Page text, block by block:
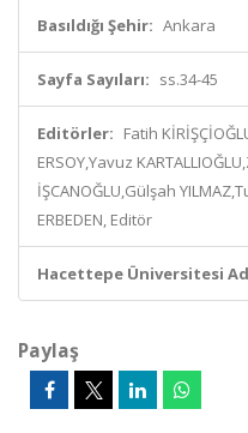
Basıldığı Şehir: Ankara
Sayfa Sayıları: ss.34-45
Editörler: Fatih
ERSOY,Yavuz
İŞCANOĞLU,Gülşah
ERBEDEN, Editör
Hacettepe Üniversitesi
Paylaş